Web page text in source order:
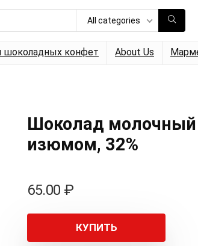
All categories
шоколадных конфет About Us
Шоколад молочный
изюмом, 32%
65.00 ₽
КУПИТЬ